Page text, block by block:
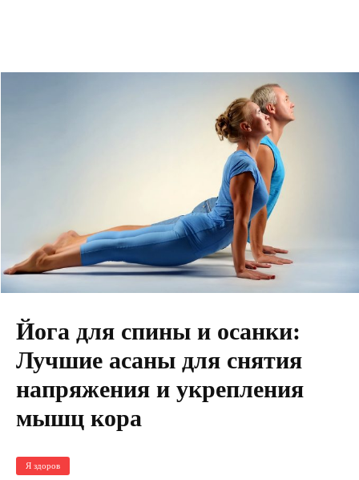
Йога для спины и осанки:
Лучшие асаны для снятия
напряжения и укрепления
мышц кора
Я здоров